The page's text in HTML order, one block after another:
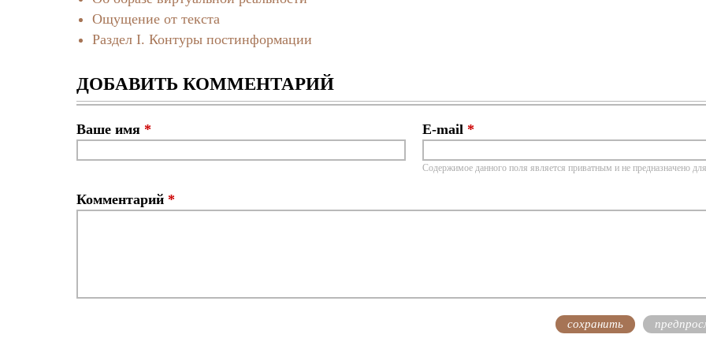
Ощущение от текста
Раздел I. Контуры постинформации
ДОБАВИТЬ КОММЕНТАРИЙ
Ваше имя * E-mail *
Содержимое данного поля является приватным и не предназначено
Комментарий *